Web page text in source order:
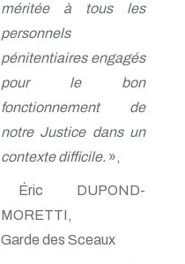
méritée à tous les
personnels
pénitentiaires engagés
pour le bon
fonctionnement de
notre Justice dans un
contexte difficile. »,
Éric DUPOND-
MORETTI,
Garde des Sceaux